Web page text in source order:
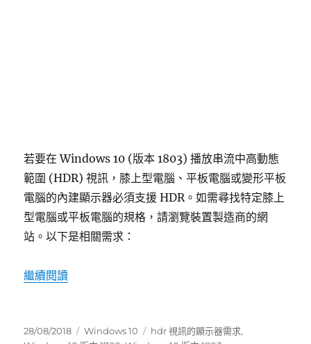
若要在 Windows 10 (版本 1803) 播放串流中高動態
範圍 (HDR) 視訊，膝上型電腦、平板電腦或變形平板
電腦的內建顯示器必須支援 HDR。如需尋找特定膝上
型電腦或平板電腦的規格，請瀏覽裝置製造商的網
站。以下是相關需求：
繼續閱讀“在 windows 10 中播放 hdr 視訊的顯示器需求”
發
28/08/2018
分
Windows 10
標
hdr 視訊的顯示器需求,